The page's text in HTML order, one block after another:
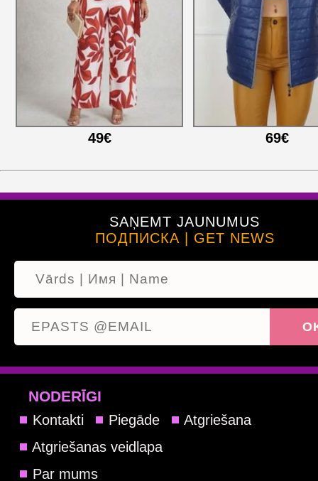
49€ 69€
SAŅEMT JAUNUMUS
ПОДПИСКА | GET NEWS
NODERĪGI
Kontakti Piegāde
Atgriešana
Atgriešanas veidlapa
Par mums